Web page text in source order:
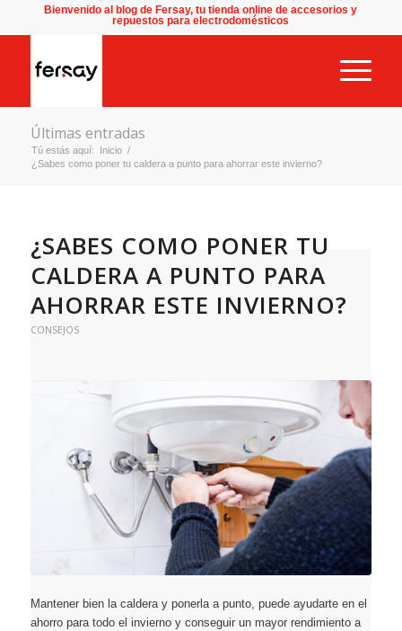
Bienvenido al blog de Fersay, tu tienda online de accesorios y
repuestos para electrodomésticos
Últimas entradas
Tú estás aquí: Inicio /
¿Sabes como poner tu caldera a punto para ahorrar este invierno?
¿SABES COMO PONER TU
CALDERA A PUNTO PARA
AHORRAR ESTE INVIERNO?
CONSEJOS
Mantener bien la caldera y ponerla a punto, puede ayudarte en el
ahorro para todo el invierno y conseguir un mayor rendimiento a